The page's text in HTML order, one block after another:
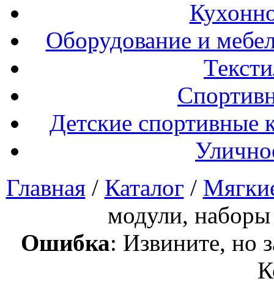
Оборудование и
Детские спортивные
Главная/ Каталог /
модули, наборы
Ошибка: Извините, но